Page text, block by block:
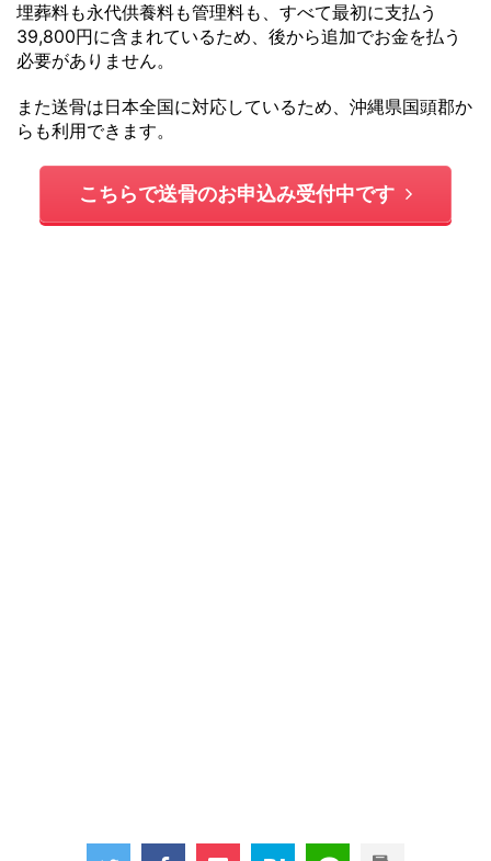
埋葬料も永代供養料も管理料も、すべて最初に支払う
39,800円に含まれているため、後から追加でお金を払う
必要がありません。
また送骨は日本全国に対応しているため、沖縄県国頭郡か
らも利用できます。
こちらで送骨のお申込み受付中です